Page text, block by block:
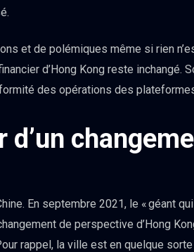
et de polémiques même si rien
d’Hong Kong reste inchangé.
des opérations des
En septembre 2021, le « géant
de perspective d’Hong
rappel, la ville est en quelque sorte